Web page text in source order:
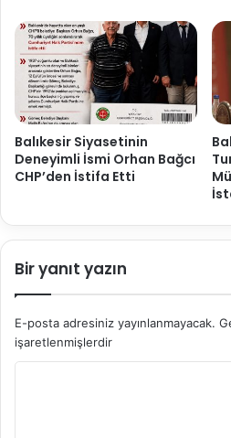
Balıkesir Siyasetinin
Deneyimli İsmi Orhan Bağcı
CHP’den İstifa Etti
Bir yanıt yazın
E-posta adresiniz yayınlanmayacak.
işaretlenmişlerdir